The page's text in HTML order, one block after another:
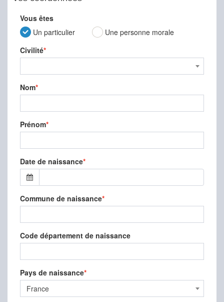
Vous êtes
Un particulier
Une personne morale
Civilité
Nom
Prénom
Date de naissance
Commune de naissance
Code département de naissance
Pays de naissance
France